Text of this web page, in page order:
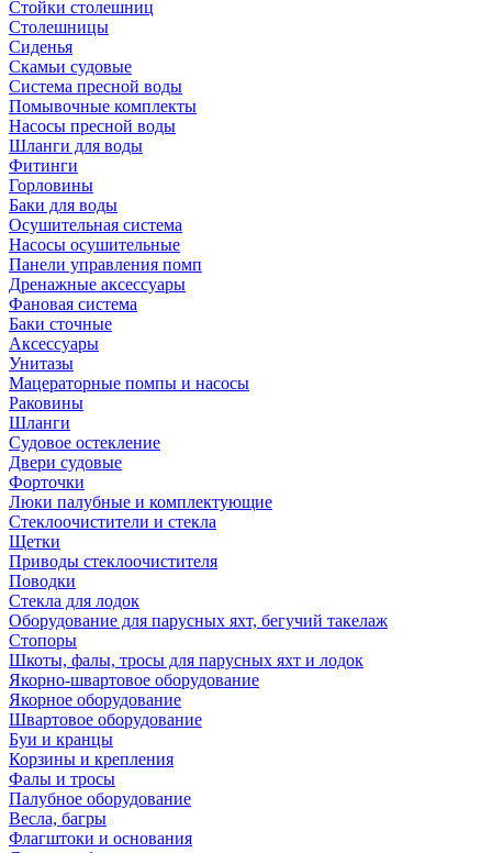
Стойки столешниц
Столешницы
Сиденья
Скамьи судовые
Система пресной воды
Помывочные комплекты
Насосы пресной воды
Шланги для воды
Фитинги
Горловины
Баки для воды
Осушительная система
Насосы осушительные
Панели управления помп
Дренажные аксессуары
Фановая система
Баки сточные
Аксессуары
Унитазы
Мацераторные помпы и насосы
Раковины
Шланги
Судовое остекление
Двери судовые
Форточки
Люки палубные и комплектующие
Стеклоочистители и стекла
Щетки
Приводы стеклоочистителя
Поводки
Стекла для лодок
Оборудование для парусных яхт, бегучий такелаж
Стопоры
Шкоты, фалы, тросы для парусных яхт и лодок
Якорно-швартовое оборудование
Якорное оборудование
Швартовое оборудование
Буи и кранцы
Корзины и крепления
Фалы и тросы
Палубное оборудование
Весла, багры
Флагштоки и основания